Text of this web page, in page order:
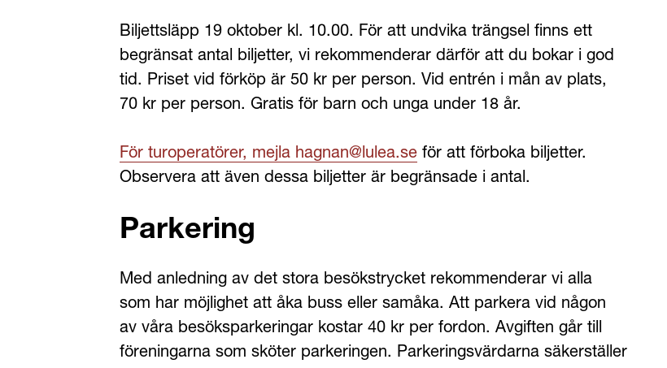
Biljettsläpp 19 oktober kl. 10.00. För att undvika trängsel finns ett
begränsat antal biljetter, vi rekommenderar därför att du bokar i god
tid. Priset vid förköp är 50 kr per person. Vid entrén i mån av plats,
70 kr per person. Gratis för barn och unga under 18 år.
För turoperatörer, mejla hagnan@lulea.se för att förboka biljetter.
Observera att även dessa biljetter är begränsade i antal.
Parkering
Med anledning av det stora besökstrycket rekommenderar vi alla
som har möjlighet att åka buss eller samåka. Att parkera vid någon
av våra besöksparkeringar kostar 40 kr per fordon. Avgiften går till
föreningarna som sköter parkeringen. Parkeringsvärdarna säkerställer